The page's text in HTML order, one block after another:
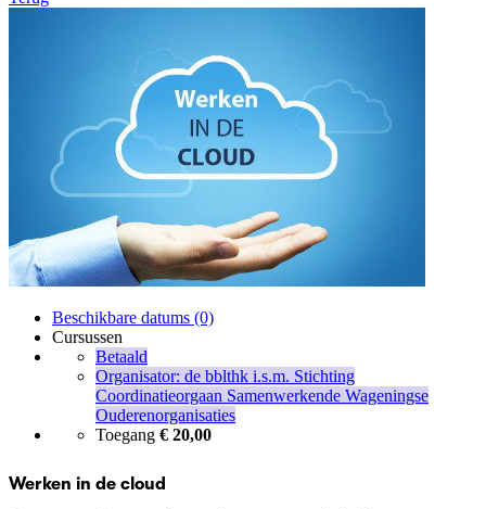
Beschikbare datums (0)
Cursussen
Betaald
Organisator: de bblthk i.s.m. Stichting
Coordinatieorgaan Samenwerkende Wageningse
Ouderenorganisaties
Toegang € 20,00
Werken in de cloud